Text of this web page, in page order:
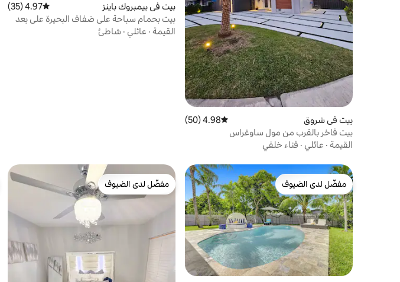
بيت في شروق متوسط التقييم 4.98 من 5، 50 مراجعات
4.98 (50)
بيت فاخر بالقرب من مول ساوغراس
القيمة · عائلي · فناء خلفي
بيت في بيمبروك باينز متوسط التقييم 4.97 من 5، 35 مراجعات
4.97 (35)
بيت بحمام سباحة على ضفاف البحيرة على بعد
10 دقائق من استاد هارد روك
القيمة · عائلي · شاطئ
مفضّل لدى الضيوف
مفضّل لدى الضيوف
مفضّل لدى الضيوف
مفضّل لدى الضيوف